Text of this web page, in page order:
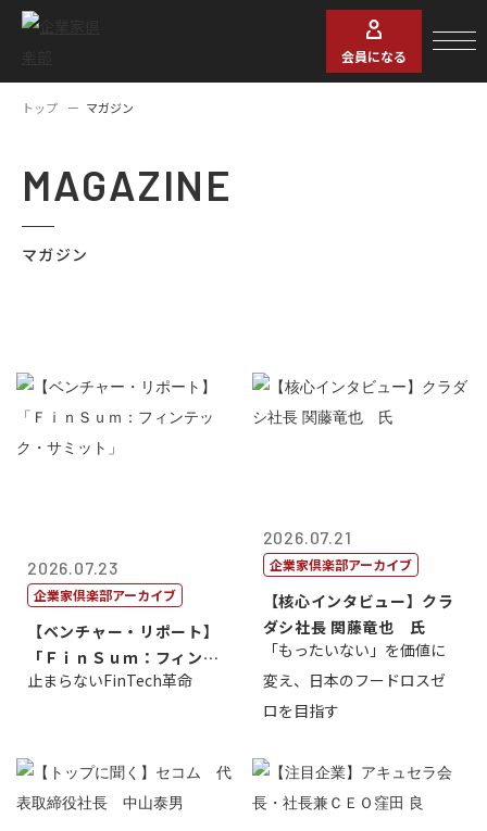
会員になる
トップ マガジン
MAGAZINE
マガジン
2026.07.23
企業家倶楽部アーカイブ
【ベンチャー・リポート】
「ＦｉｎＳｕｍ：フィンテ
ック・サミッ...
止まらないFinTech革命
2026.07.21
企業家倶楽部アーカイブ
【核心インタビュー】クラ
ダシ社長 関藤竜也 氏
「もったいない」を価値に
変え、日本のフードロスゼ
ロを目指す